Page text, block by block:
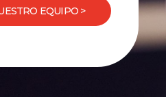
EQUIPO >